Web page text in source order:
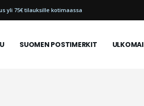
yli 75€ tilauksille kotimaassa
SUOMEN POSTIMERKIT